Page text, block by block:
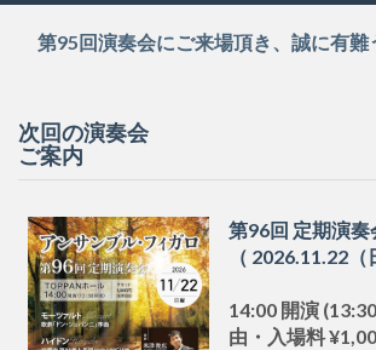
第95回演奏会にご来場頂き、誠に有難
次回の演奏会
ご案内
第96回 定期演奏
（ 2026.11.22（
14:00 開演
由・入場料